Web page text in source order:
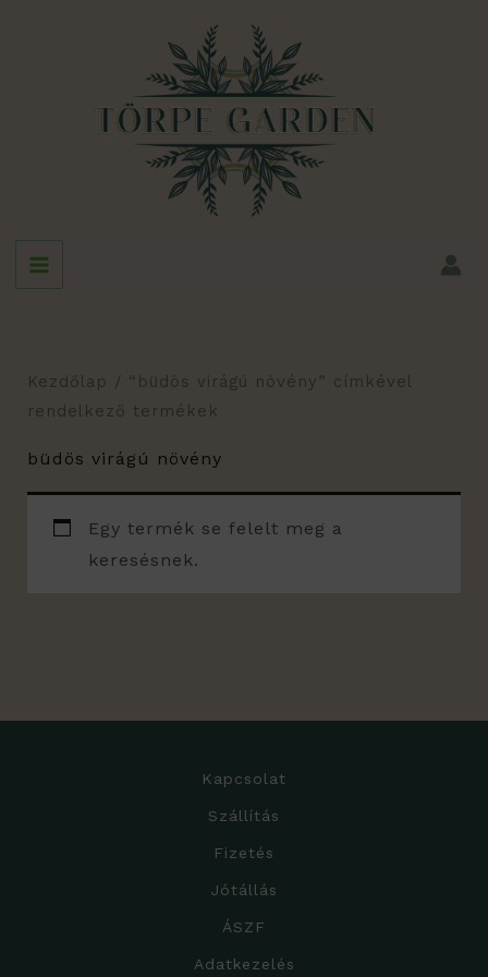
Kezdőlap / “büdös virágú növény” címkével
rendelkező termékek
büdös virágú növény
Egy termék se felelt meg a
keresésnek.
Kapcsolat
Szállítás
Fizetés
Jótállás
ÁSZF
Adatkezelés